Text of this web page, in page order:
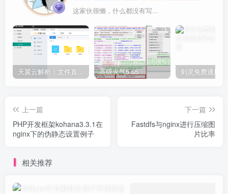
这家伙很懒，什么都没有写...
天翼云解析：文件直链获取源码 高级火气5.65
上一篇
PHP开发框架kohana3.3.1在
nginx下的伪静态设置例子
下一篇
Fastdfs与nginx进行压缩图
片比率
相关推荐